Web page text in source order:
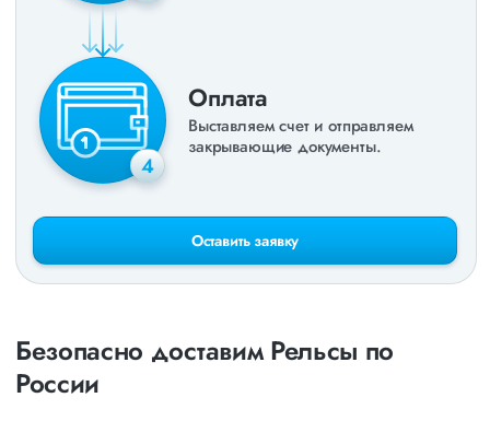
4
Оплата
Выставляем счет и отправляем
закрывающие документы.
Оставить заявку
Безопасно доставим Рельсы по
России